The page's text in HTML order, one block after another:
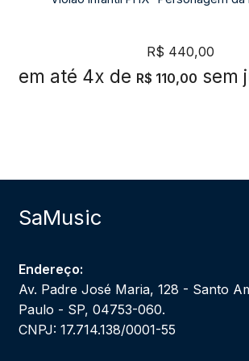
R$ 440,00
em até 4x de R$ 110,00 sem
SaMusic
Endereço:
Av. Padre José Maria, 128 - Santo
Paulo - SP, 04753-060.
CNPJ: 17.714.138/0001-55